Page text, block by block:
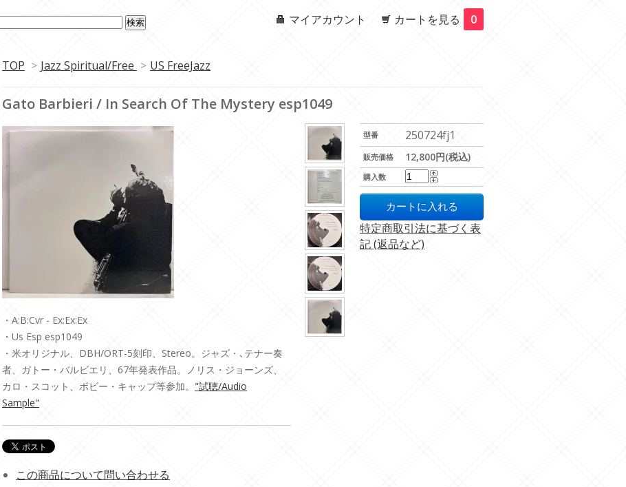
マイアカウント カートを見る 0
TOP > Jazz Spiritual/Free > US FreeJazz
Gato Barbieri / In Search Of The Mystery esp1049
型番 250724fj1
販売価格 12,800円(税込)
購入数
特定商取引法に基づく表
記 (返品など)
・A:B:Cvr - Ex:Ex:Ex
・Us Esp esp1049
・米オリジナル、DBH/ORT-5刻印、Stereo。ジャズ・､テナー奏
者、ガトー・バルビエリ、67年発表作品。ノリス・ジョーンズ、
カロ・スコット、ボビー・キャップ等参加。 "試聴/Audio
Sample"
この商品について問い合わせる